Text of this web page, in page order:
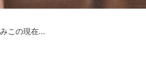
この現在…